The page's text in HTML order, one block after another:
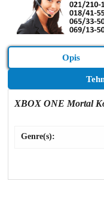
Opis
XBOX ONE Mortal
Genre(s):